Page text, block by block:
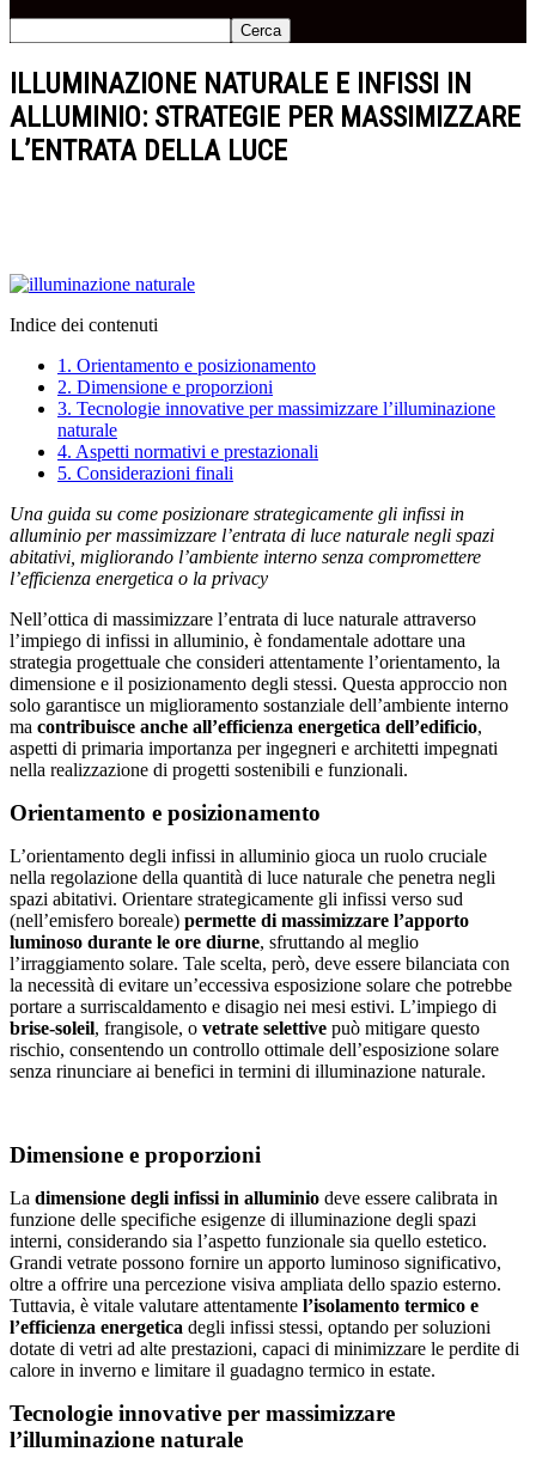
ILLUMINAZIONE NATURALE E INFISSI IN
ALLUMINIO: STRATEGIE PER MASSIMIZZARE
L’ENTRATA DELLA LUCE
Indice dei contenuti
1. Orientamento e posizionamento
2. Dimensione e proporzioni
3. Tecnologie innovative per massimizzare l’illuminazione
naturale
4. Aspetti normativi e prestazionali
5. Considerazioni finali
Una guida su come posizionare strategicamente gli infissi in
alluminio per massimizzare l’entrata di luce naturale negli spazi
abitativi, migliorando l’ambiente interno senza compromettere
l’efficienza energetica o la privacy
Nell’ottica di massimizzare l’entrata di luce naturale attraverso
l’impiego di infissi in alluminio, è fondamentale adottare una
strategia progettuale che consideri attentamente l’orientamento, la
dimensione e il posizionamento degli stessi. Questa approccio non
solo garantisce un miglioramento sostanziale dell’ambiente interno
ma contribuisce anche all’efficienza energetica dell’edificio,
aspetti di primaria importanza per ingegneri e architetti impegnati
nella realizzazione di progetti sostenibili e funzionali.
Orientamento e posizionamento
L’orientamento degli infissi in alluminio gioca un ruolo cruciale
nella regolazione della quantità di luce naturale che penetra negli
spazi abitativi. Orientare strategicamente gli infissi verso sud
(nell’emisfero boreale) permette di massimizzare l’apporto
luminoso durante le ore diurne, sfruttando al meglio
l’irraggiamento solare. Tale scelta, però, deve essere bilanciata con
la necessità di evitare un’eccessiva esposizione solare che potrebbe
portare a surriscaldamento e disagio nei mesi estivi. L’impiego di
brise-soleil, frangisole, o vetrate selettive può mitigare questo
rischio, consentendo un controllo ottimale dell’esposizione solare
senza rinunciare ai benefici in termini di illuminazione naturale.
Dimensione e proporzioni
La dimensione degli infissi in alluminio deve essere calibrata in
funzione delle specifiche esigenze di illuminazione degli spazi
interni, considerando sia l’aspetto funzionale sia quello estetico.
Grandi vetrate possono fornire un apporto luminoso significativo,
oltre a offrire una percezione visiva ampliata dello spazio esterno.
Tuttavia, è vitale valutare attentamente l’isolamento termico e
l’efficienza energetica degli infissi stessi, optando per soluzioni
dotate di vetri ad alte prestazioni, capaci di minimizzare le perdite di
calore in inverno e limitare il guadagno termico in estate.
Tecnologie innovative per massimizzare
l’illuminazione naturale